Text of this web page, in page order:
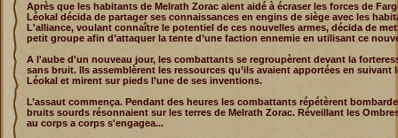
Après que les habitants de Melrath Zorac aient aidé à écraser les forces de
Léokal décida de partager ses connaissances en engins de siège avec les
L'alliance, voulant connaître le potentiel de ces nouvelles armes, décida de
petit groupe afin d’attaquer la tente d’une faction ennemie en utilisant ce
A l'aube d'un nouveau jour, les combattants se regroupèrent devant la
sans bruit. Ils assemblèrent les ressources qu’ils avaient apportées en suivant
Léokal et mirent sur pieds l’une de ses inventions.
L’assaut commença. Pendant des heures les combattants répétèrent
bruits sourds résonnaient sur les terres de Melrath Zorac. Réveillant les
au corps a corps s'engagea...